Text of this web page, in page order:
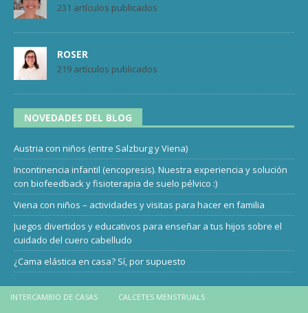
231 artículos publicados
ROSER
219 artículos publicados
NOVEDADES DEL BLOG
Austria con niños (entre Salzburg y Viena)
Incontinencia infantil (encopresis). Nuestra experiencia y solución
con biofeedback y fisioterapia de suelo pélvico :)
Viena con niños – actividades y visitas para hacer en familia
Juegos divertidos y educativos para enseñar a tus hijos sobre el
cuidado del cuero cabelludo
¿Cama elástica en casa? Sí, por supuesto
INTERCAMBIO DE CASAS CALCETES MENSTRUALS